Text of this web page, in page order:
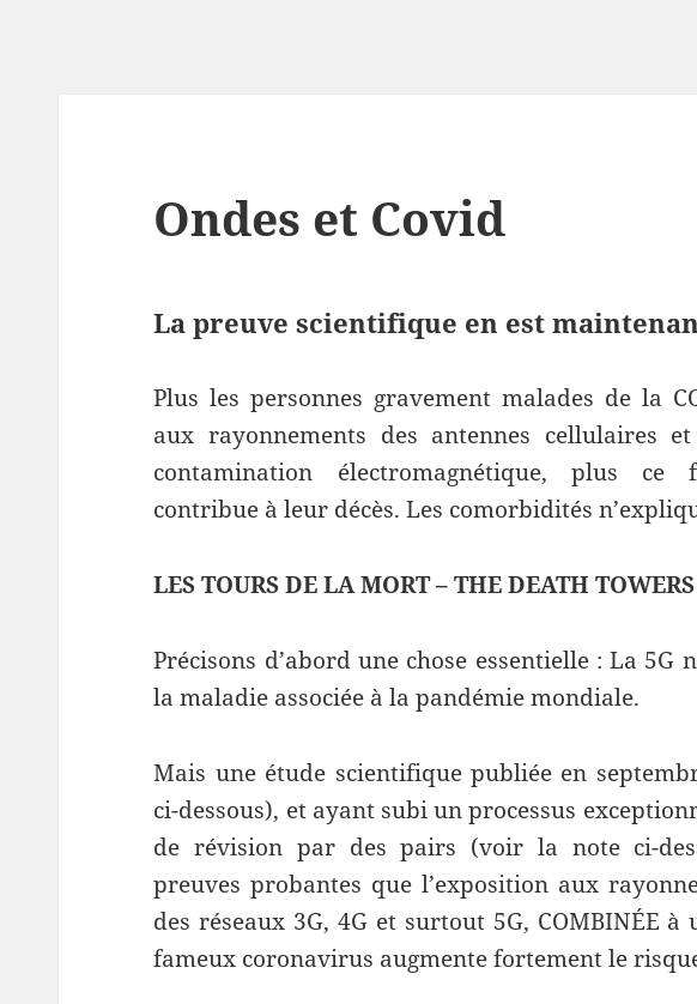
Ondes et Covid
La preuve scientifique en est
Plus les personnes gravement malades de la
aux rayonnements des antennes cellulaires
contamination électromagnétique, plus
contribue à leur décès. Les comorbidités
LES TOURS DE LA MORT – THE DEATH TOWERS
Précisons d’abord une chose essentielle : La 5G
la maladie associée à la pandémie mondiale.
Mais une étude scientifique publiée en
ci-dessous), et ayant subi un processus
de révision par des pairs (voir la note ci-
preuves probantes que l’exposition aux
des réseaux 3G, 4G et surtout 5G, COMBINÉE
fameux coronavirus augmente fortement le